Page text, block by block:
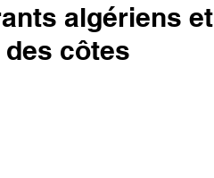
algériens et
côtes